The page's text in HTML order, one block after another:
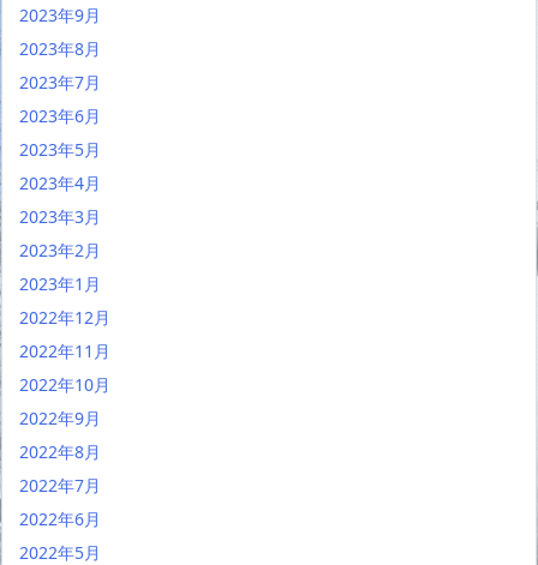
2023年9月
2023年8月
2023年7月
2023年6月
2023年5月
2023年4月
2023年3月
2023年2月
2023年1月
2022年12月
2022年11月
2022年10月
2022年9月
2022年8月
2022年7月
2022年6月
2022年5月